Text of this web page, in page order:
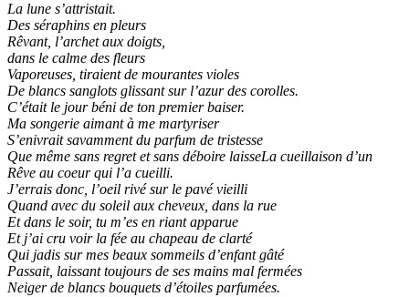
La lune s’attristait.
Des séraphins en pleurs
Rêvant, l’archet aux doigts,
dans le calme des fleurs
Vaporeuses, tiraient de mourantes violes
De blancs sanglots glissant sur l’azur des corolles.
C’était le jour béni de ton premier baiser.
Ma songerie aimant à me martyriser
S’enivrait savamment du parfum de tristesse
Que même sans regret et sans déboire laisseLa cueillaison d’un
Rêve au coeur qui l’a cueilli.
J’errais donc, l’oeil rivé sur le pavé vieilli
Quand avec du soleil aux cheveux, dans la rue
Et dans le soir, tu m’es en riant apparue
Et j’ai cru voir la fée au chapeau de clarté
Qui jadis sur mes beaux sommeils d’enfant gâté
Passait, laissant toujours de ses mains mal fermées
Neiger de blancs bouquets d’étoiles parfumées.